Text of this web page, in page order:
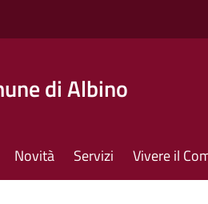
di Albino
Novità Servizi Vivere il